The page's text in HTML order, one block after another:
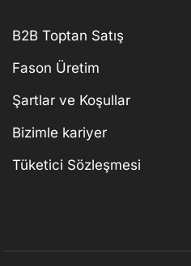
B2B Toptan Satış
Fason Üretim
Şartlar ve Koşullar
Bizimle kariyer
Tüketici Sözleşmesi